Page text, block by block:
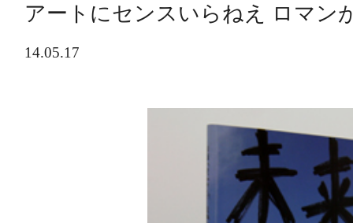
アートにセンスいらねえ ロマン
14.05.17